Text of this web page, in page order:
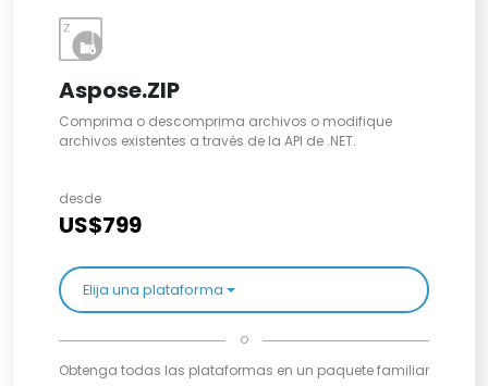
Aspose.ZIP
Comprima o descomprima archivos o modifique
archivos existentes a través de la API de .NET.
desde
US$799
Elija una plataforma
o
Obtenga todas las plataformas en un paquete familiar